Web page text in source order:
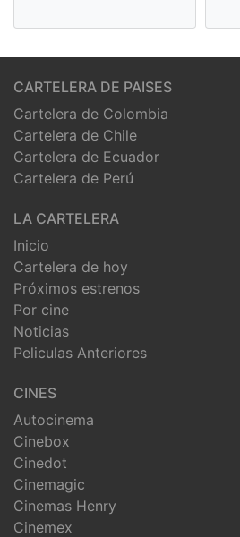
CARTELERA DE PAISES
Cartelera de Colombia
Cartelera de Chile
Cartelera de Ecuador
Cartelera de Perú
LA CARTELERA
Inicio
Cartelera de hoy
Próximos estrenos
Por cine
Noticias
Peliculas Anteriores
CINES
Autocinema
Cinebox
Cinedot
Cinemagic
Cinemas Henry
Cinemex